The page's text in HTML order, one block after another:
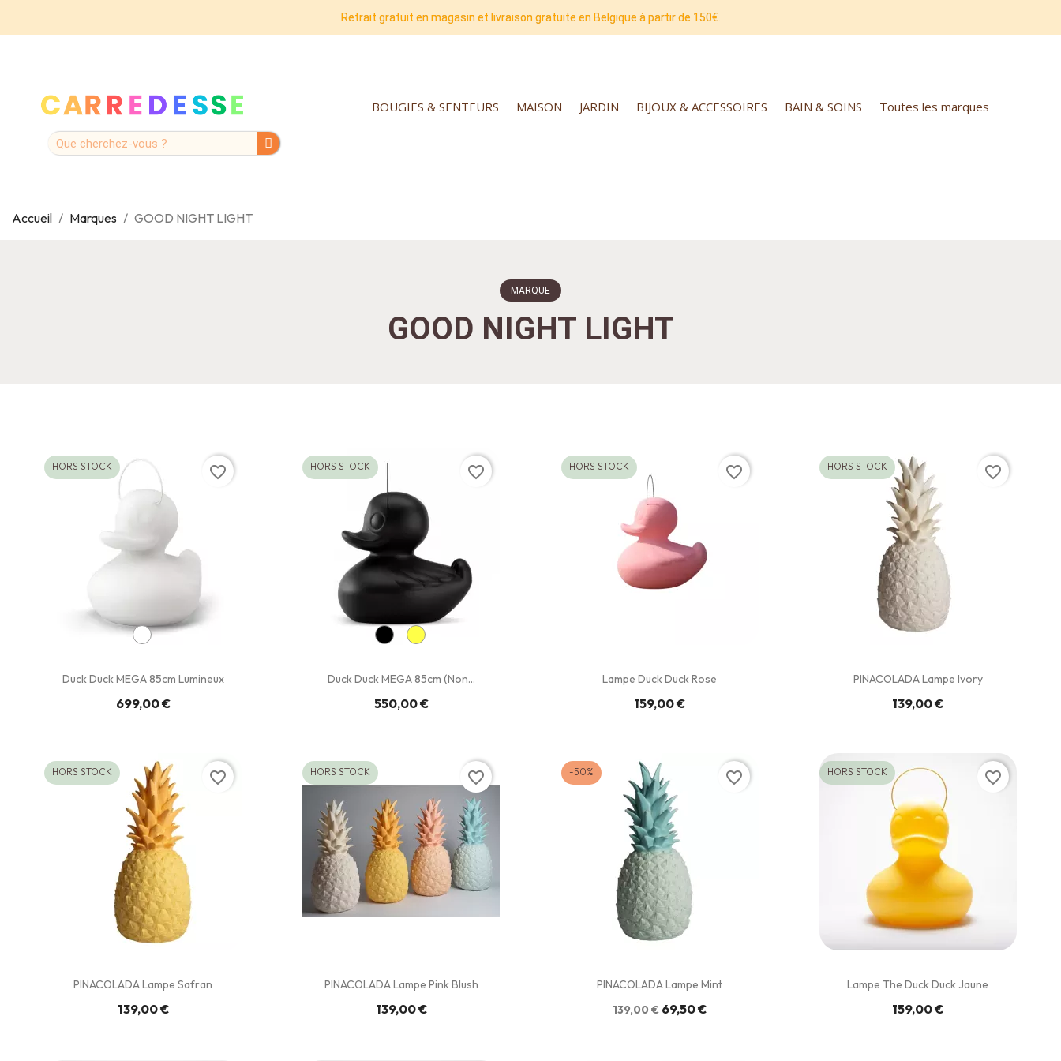
Retrait gratuit en magasin et livraison gratuite en Belgique à partir de 150€.
BOUGIES & SENTEURS MAISON JARDIN BIJOUX & ACCESSOIRES BAIN & SOINS Toutes les marques
Accueil Marques GOOD NIGHT LIGHT
MARQUE
GOOD NIGHT LIGHT
Duck Duck MEGA 85cm Lumineux
699,00 €
HORS STOCK favorite_border
Duck Duck MEGA 85cm (Non...
550,00 €
HORS STOCK favorite_border
Lampe Duck Duck Rose
159,00 €
HORS STOCK favorite_border
PINACOLADA Lampe Ivory
139,00 €
HORS STOCK favorite_border
PINACOLADA Lampe Safran
139,00 €
HORS STOCK favorite_border
PINACOLADA Lampe Pink Blush
139,00 €
HORS STOCK favorite_border
PINACOLADA Lampe Mint
139,00 € 69,50 €
-50% favorite_border
Lampe The Duck Duck Jaune
159,00 €
HORS STOCK favorite_border